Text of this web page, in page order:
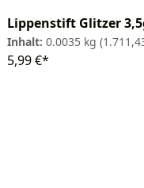
Lippenstift Glitzer
Inhalt: 0.0035 kg
5,99 €*